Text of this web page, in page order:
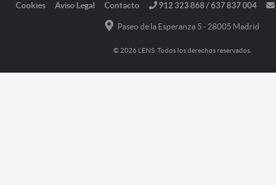
Cookies Aviso Legal Contacto 912 323 868 / 637 837 004
Paseo de la Esperanza 5 - 28005 Madrid
© 2026 LENS. Todos los derechos reservados.